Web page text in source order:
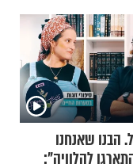
הבנו שאנחנו
להלוויה":